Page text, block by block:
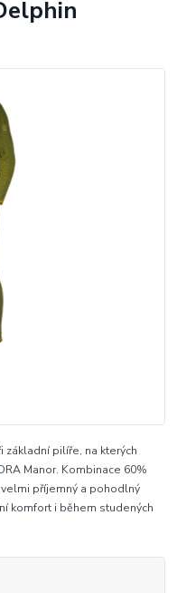
základní pilíře, na kterých
Manor. Kombinace 60%
příjemný a pohodlný
komfort i během studených